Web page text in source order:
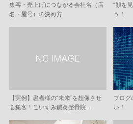
集客・売上げにつながる会社名（店
名・屋号）の決め方
“顔を
う！
【実例】患者様の“未来”を想像させ
る集客！こいずみ鍼灸整骨院…
ブログ
い！